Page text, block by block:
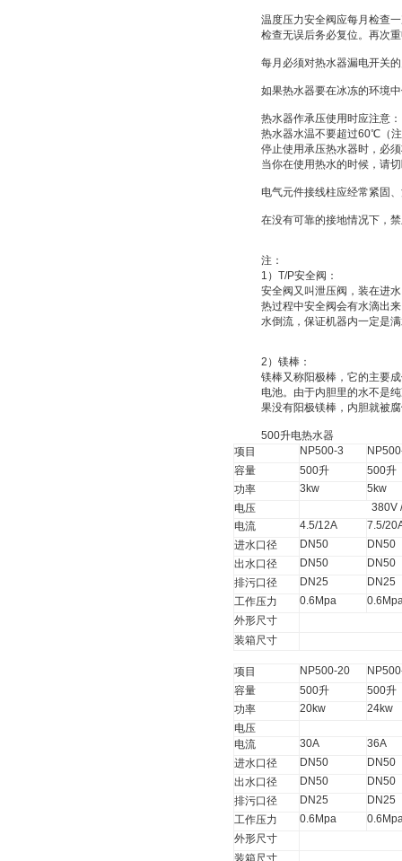
温度压力安全阀应每月检查
检查无误后务必复位。再次
每月必须对热水器漏电开关
如果热水器要在冰冻的环境
热水器作承压使用时应注意：
热水器水温不要超过60℃ （
停止使用承压热水器时，必
当你在使用热水的时候，请
电气元件接线柱应经常紧固
在没有可靠的接地情况下，
注：
1 ） T/P安全阀：
安全阀又叫泄压阀 ，装在进
热过程中安全阀会有水滴出
水倒流，保证机器内一定是
2 ） 镁棒：
镁棒又称阳极棒 ，它的主要
电池。由于内胆里的水不是
果没有阳极镁棒，内胆就被
500升电热水器
项目
NP500-3
容量
500升 500升
功率
3kw
5kw
电压
380V
电流
4.5/12A
7.5/
进水口径
DN50
DN50
出水口径
DN50
DN50
排污口径
DN25
DN25
工作压力
0.6Mpa
外形尺寸
装箱尺寸
项目 NP500-20
容量
500升 500升
功率
20kw
24kw
电压
电流
30A
36A
进水口径
DN50
DN50
出水口径
DN50
DN50
排污口径
DN25
DN25
工作压力
0.6Mpa
外形尺寸
装箱尺寸